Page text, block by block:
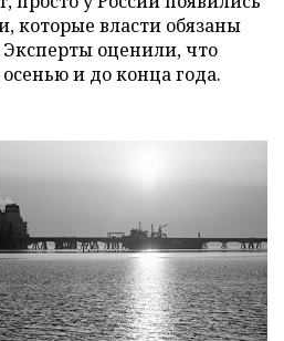
которые власти обязаны
Эксперты оценили, что
и до конца года.